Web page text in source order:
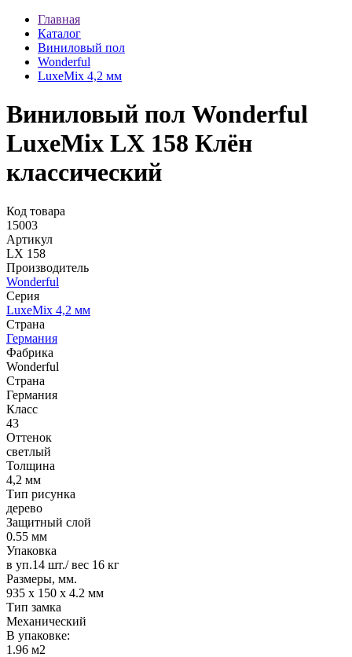
Главная
Каталог
Виниловый пол
Wonderful
LuxeMix 4,2 мм
Виниловый пол Wonderful
LuxeMix LX 158 Клён
классический
Код товара
15003
Артикул
LX 158
Производитель
Wonderful
Серия
LuxeMix 4,2 мм
Страна
Германия
Фабрика
Wonderful
Страна
Германия
Класс
43
Оттенок
светлый
Толщина
4,2 мм
Тип рисунка
дерево
Защитный слой
0.55 мм
Упаковка
в уп.14 шт./ вес 16 кг
Размеры, мм.
935 х 150 х 4.2 мм
Тип замка
Механический
В упаковке:
1.96 м2